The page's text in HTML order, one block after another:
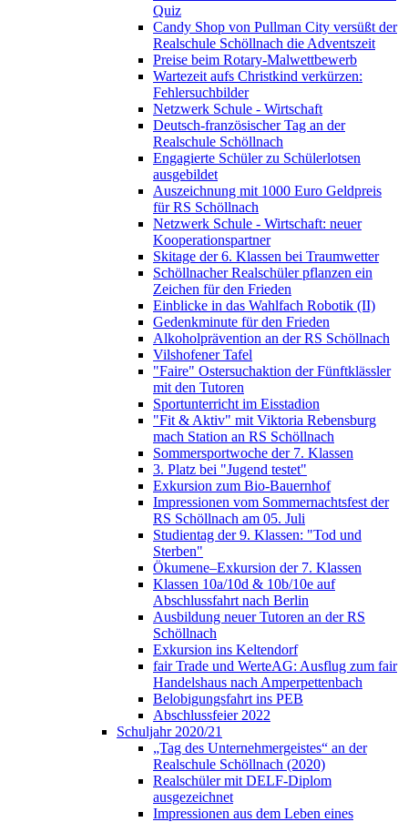
Quiz
Candy Shop von Pullman City versüßt der
Realschule Schöllnach die Adventszeit
Preise beim Rotary-Malwettbewerb
Wartezeit aufs Christkind verkürzen:
Fehlersuchbilder
Netzwerk Schule - Wirtschaft
Deutsch-französischer Tag an der
Realschule Schöllnach
Engagierte Schüler zu Schülerlotsen
ausgebildet
Auszeichnung mit 1000 Euro Geldpreis
für RS Schöllnach
Netzwerk Schule - Wirtschaft: neuer
Kooperationspartner
Skitage der 6. Klassen bei Traumwetter
Schöllnacher Realschüler pflanzen ein
Zeichen für den Frieden
Einblicke in das Wahlfach Robotik (II)
Gedenkminute für den Frieden
Alkoholprävention an der RS Schöllnach
Vilshofener Tafel
"Faire" Ostersuchaktion der Fünftklässler
mit den Tutoren
Sportunterricht im Eisstadion
"Fit & Aktiv" mit Viktoria Rebensburg
mach Station an RS Schöllnach
Sommersportwoche der 7. Klassen
3. Platz bei "Jugend testet"
Exkursion zum Bio-Bauernhof
Impressionen vom Sommernachtsfest der
RS Schöllnach am 05. Juli
Studientag der 9. Klassen: "Tod und
Sterben"
Ökumene–Exkursion der 7. Klassen
Klassen 10a/10d & 10b/10e auf
Abschlussfahrt nach Berlin
Ausbildung neuer Tutoren an der RS
Schöllnach
Exkursion ins Keltendorf
fair Trade und WerteAG: Ausflug zum fair
Handelshaus nach Amperpettenbach
Belobigungsfahrt ins PEB
Abschlussfeier 2022
Schuljahr 2020/21
„Tag des Unternehmergeistes“ an der
Realschule Schöllnach (2020)
Realschüler mit DELF-Diplom
ausgezeichnet
Impressionen aus dem Leben eines